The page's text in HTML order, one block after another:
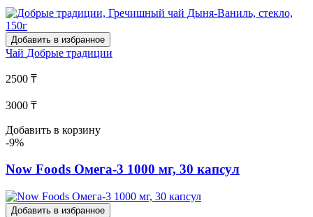
Добавить в избранное
Чай Добрые традиции
2500 ₸
3000 ₸
Добавить в корзину
-9%
Now Foods Омега-3 1000 мг, 30 капсул
Добавить в избранное